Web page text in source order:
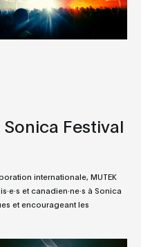
Sonica Festival
internationale, MUTEK
et canadien·ne·s à Sonica
et encourageant les